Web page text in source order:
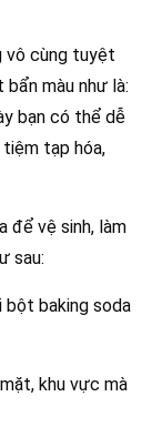
vô cùng tuyệt
màu như là:
bạn có thể dễ
tạp hóa,
để vệ sinh, làm
sau:
bột baking soda
khu vực mà